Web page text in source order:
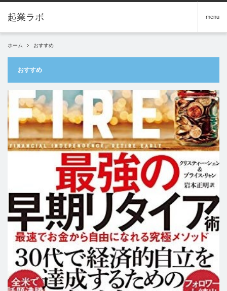
menu
ホーム おすすめ
おすすめ